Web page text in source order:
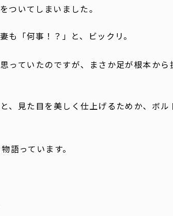
ついてしまいました。
も「何事！？」と、ビックリ。
っていたのですが、まさか足が根本か
、見た目を美しく仕上げるためか、ボ
語っています。